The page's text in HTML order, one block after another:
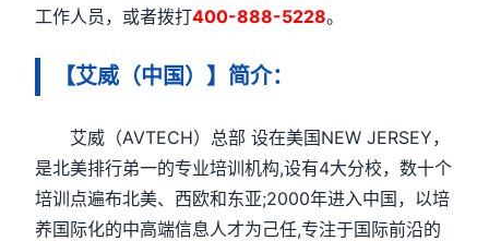
工作人员，或者拨打400-888-5228。
【艾威（中国）】简介：
艾威（AVTECH）总部 设在美国NEW JERSEY，
是北美排行弟一的专业培训机构,设有4大分校，数十个
培训点遍布北美、西欧和东亚;2000年进入中国，以培
养国际化的中高端信息人才为己任,专注于国际前沿的